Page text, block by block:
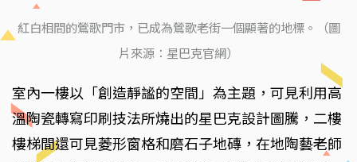
紅白相間的鶯歌門市，已成為鶯歌老街一個顯著的地標。（圖
片來源：星巴克官網）
室內一樓以「創造靜謐的空間」為主題，可見利用高
溫陶瓷轉寫印刷技法所燒出的星巴克設計圖騰，二樓
樓梯間還可見菱形窗格和磨石子地磚，在地陶藝老師